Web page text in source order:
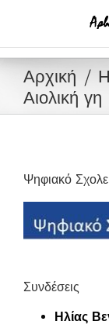
Αρχική
Αιολική γη
Ψηφιακό
Συνδέσεις
Ηλίας